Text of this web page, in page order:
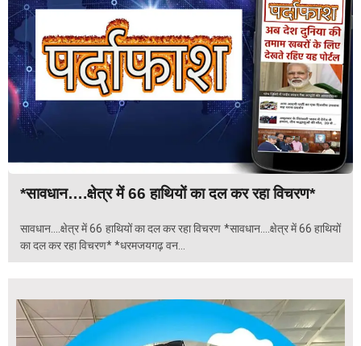
*सावधान….क्षेत्र में 66 हाथियों का दल कर रहा विचरण*
सावधान....क्षेत्र में 66 हाथियों का दल कर रहा विचरण *सावधान....क्षेत्र में 66 हाथियों
का दल कर रहा विचरण* *धरमजयगढ़ वन...